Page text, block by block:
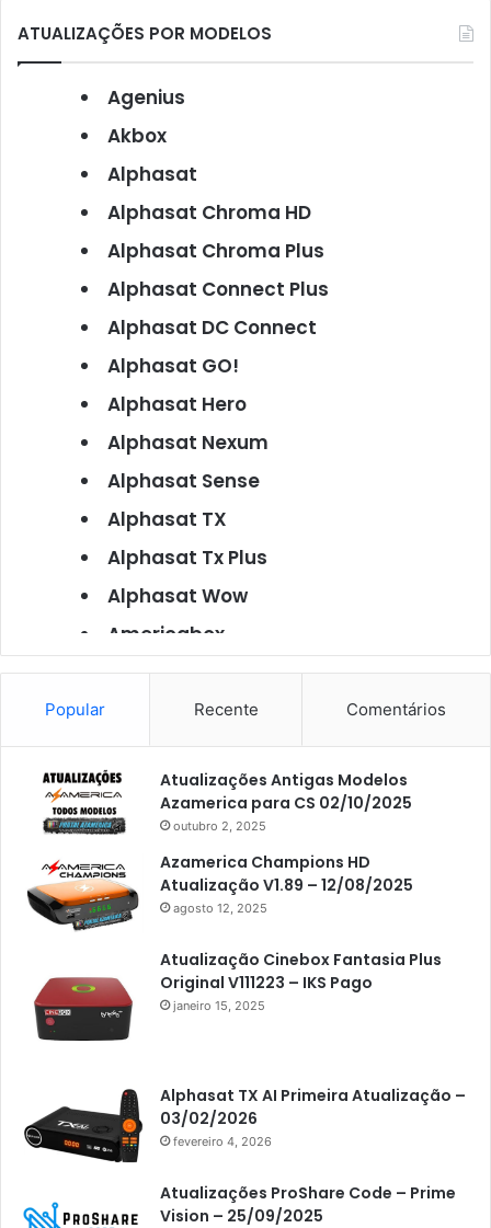
ATUALIZAÇÕES POR MODELOS
Agenius
Akbox
Alphasat
Alphasat Chroma HD
Alphasat Chroma Plus
Alphasat Connect Plus
Alphasat DC Connect
Alphasat GO!
Alphasat Hero
Alphasat Nexum
Alphasat Sense
Alphasat TX
Alphasat Tx Plus
Alphasat Wow
Americabox
Americabox S101
Americabox S105
Americabox S105 Plus
Americabox S205
Americabox S205 Plus
Americabox S305 Plus
Artcom
Athomics
Athomics Eon
Athomics i3 Bold
Athomics Inspire Qi
Athomics inspire Qi Compact
Athomics Inspire Qi Lite
Popular Recente Comentários
Atualizações Antigas Modelos
Azamerica para CS 02/10/2025
outubro 2, 2025
Azamerica Champions HD
Atualização V1.89 – 12/08/2025
agosto 12, 2025
Atualização Cinebox Fantasia Plus
Original V111223 – IKS Pago
janeiro 15, 2025
Alphasat TX AI Primeira Atualização –
03/02/2026
fevereiro 4, 2026
Atualizações ProShare Code – Prime
Vision – 25/09/2025